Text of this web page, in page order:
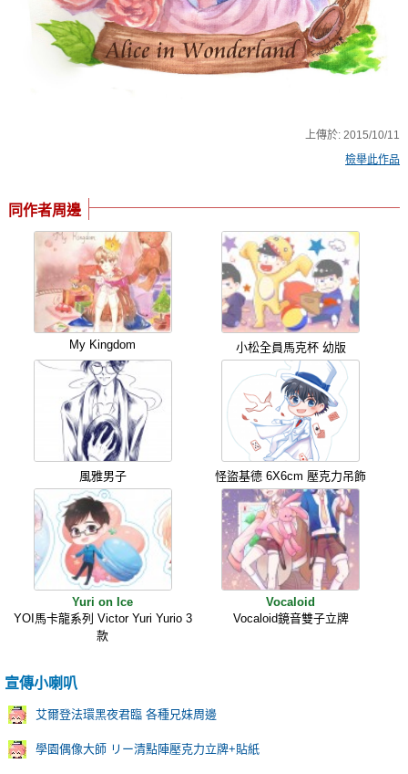
上傳於: 2015/10/11
檢舉此作品
同作者周邊
My Kingdom 小松全員馬克杯 幼版
風雅男子 怪盜基德 6X6cm 壓克力吊飾
Yuri on Ice
YOI馬卡龍系列 Victor Yuri Yurio 3
款
Vocaloid
Vocaloid鏡音雙子立牌
宣傳小喇叭
艾爾登法環黑夜君臨 各種兄妹周邊
學園偶像大師 リー清點陣壓克力立牌+貼紙